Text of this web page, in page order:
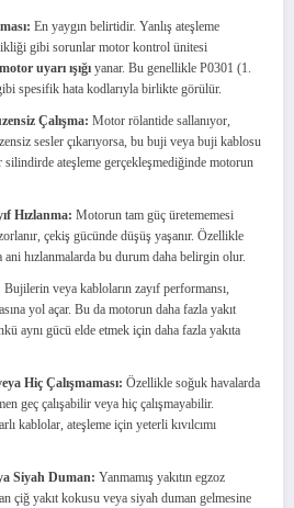
En yaygın belirtidir. Yanlış ateşleme
gibi sorunlar motor kontrol ünitesi
uyarı ışığı yanar. Bu genellikle P0301 (1.
spesifik hata kodlarıyla birlikte görülür.
Çalışma: Motor rölantide sallanıyor,
sesler çıkarıyorsa, bu buji veya buji kablosu
ateşleme gerçekleşmediğinde motorun
Hızlanma: Motorun tam güç üretememesi
çekiş gücünde düşüş yaşanır. Özellikle
ani hızlanmalarda bu durum daha belirgin olur.
Bujilerin veya kabloların zayıf performansı,
yol açar. Bu da motorun daha fazla yakıt
aynı gücü elde etmek için daha fazla yakıta
Hiç Çalışmaması: Özellikle soğuk havalarda
geç çalışabilir veya hiç çalışmayabilir.
kablolar, ateşleme için yeterli kıvılcımı
Siyah Duman: Yanmamış yakıtın egzoz
çiğ yakıt kokusu veya siyah duman gelmesine